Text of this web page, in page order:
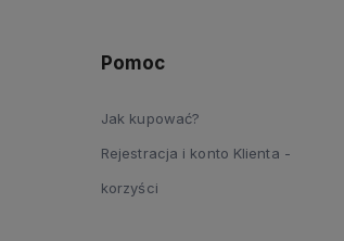
Pomoc
Jak kupować?
Rejestracja i konto Klienta -
korzyści